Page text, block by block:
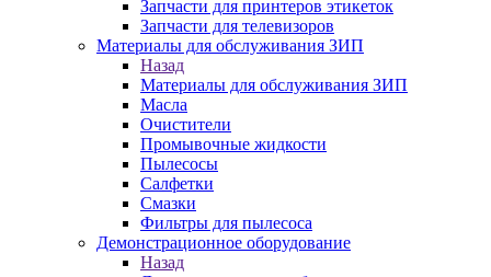
Запчасти для принтеров этикеток
Запчасти для телевизоров
Материалы для обслуживания ЗИП
Назад
Материалы для обслуживания ЗИП
Масла
Очистители
Промывочные жидкости
Пылесосы
Салфетки
Смазки
Фильтры для пылесоса
Демонстрационное оборудование
Назад